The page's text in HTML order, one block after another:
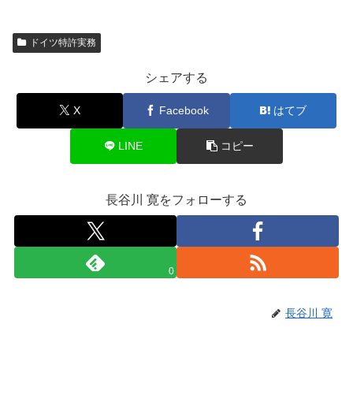
ドイツ特許実務
シェアする
X Facebook はてブ
LINE コピー
長谷川 寛をフォローする
0
長谷川 寛